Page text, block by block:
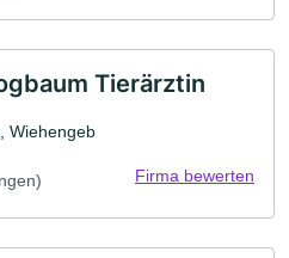
Tierärztin
Wiehengeb
Firma bewerten